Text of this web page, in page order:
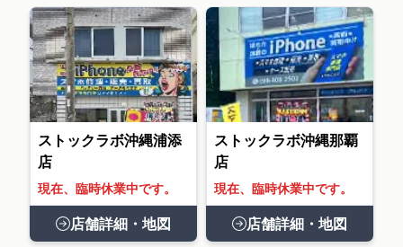
ストックラボ沖縄浦添
店
現在、臨時休業中です。
店舗詳細・地図
ストックラボ沖縄那覇
店
現在、臨時休業中です。
店舗詳細・地図